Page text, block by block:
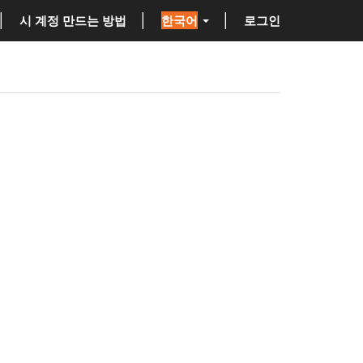
시 계정 만드는 방법 한국어 로그인